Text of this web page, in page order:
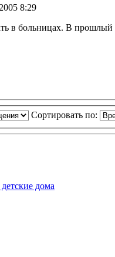
8:29
в больницах. В
Сортировать по:
дома